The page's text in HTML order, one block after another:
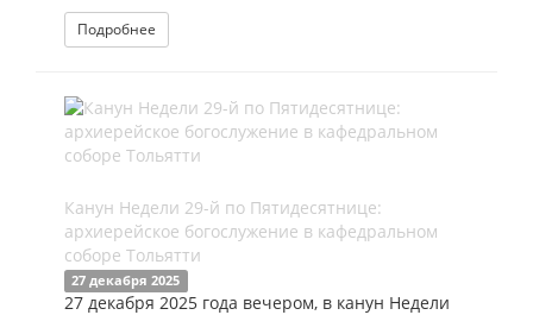
Подробнее
Канун Недели 29-й по Пятидесятнице:
архиерейское богослужение в кафедральном
соборе Тольятти
27 декабря 2025
27 декабря 2025 года вечером, в канун Недели